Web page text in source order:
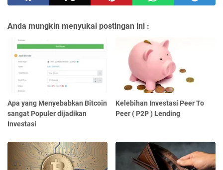
Anda mungkin menyukai postingan ini :
Apa yang Menyebabkan Bitcoin
sangat Populer dijadikan
Investasi
Kelebihan Investasi Peer To
Peer ( P2P ) Lending